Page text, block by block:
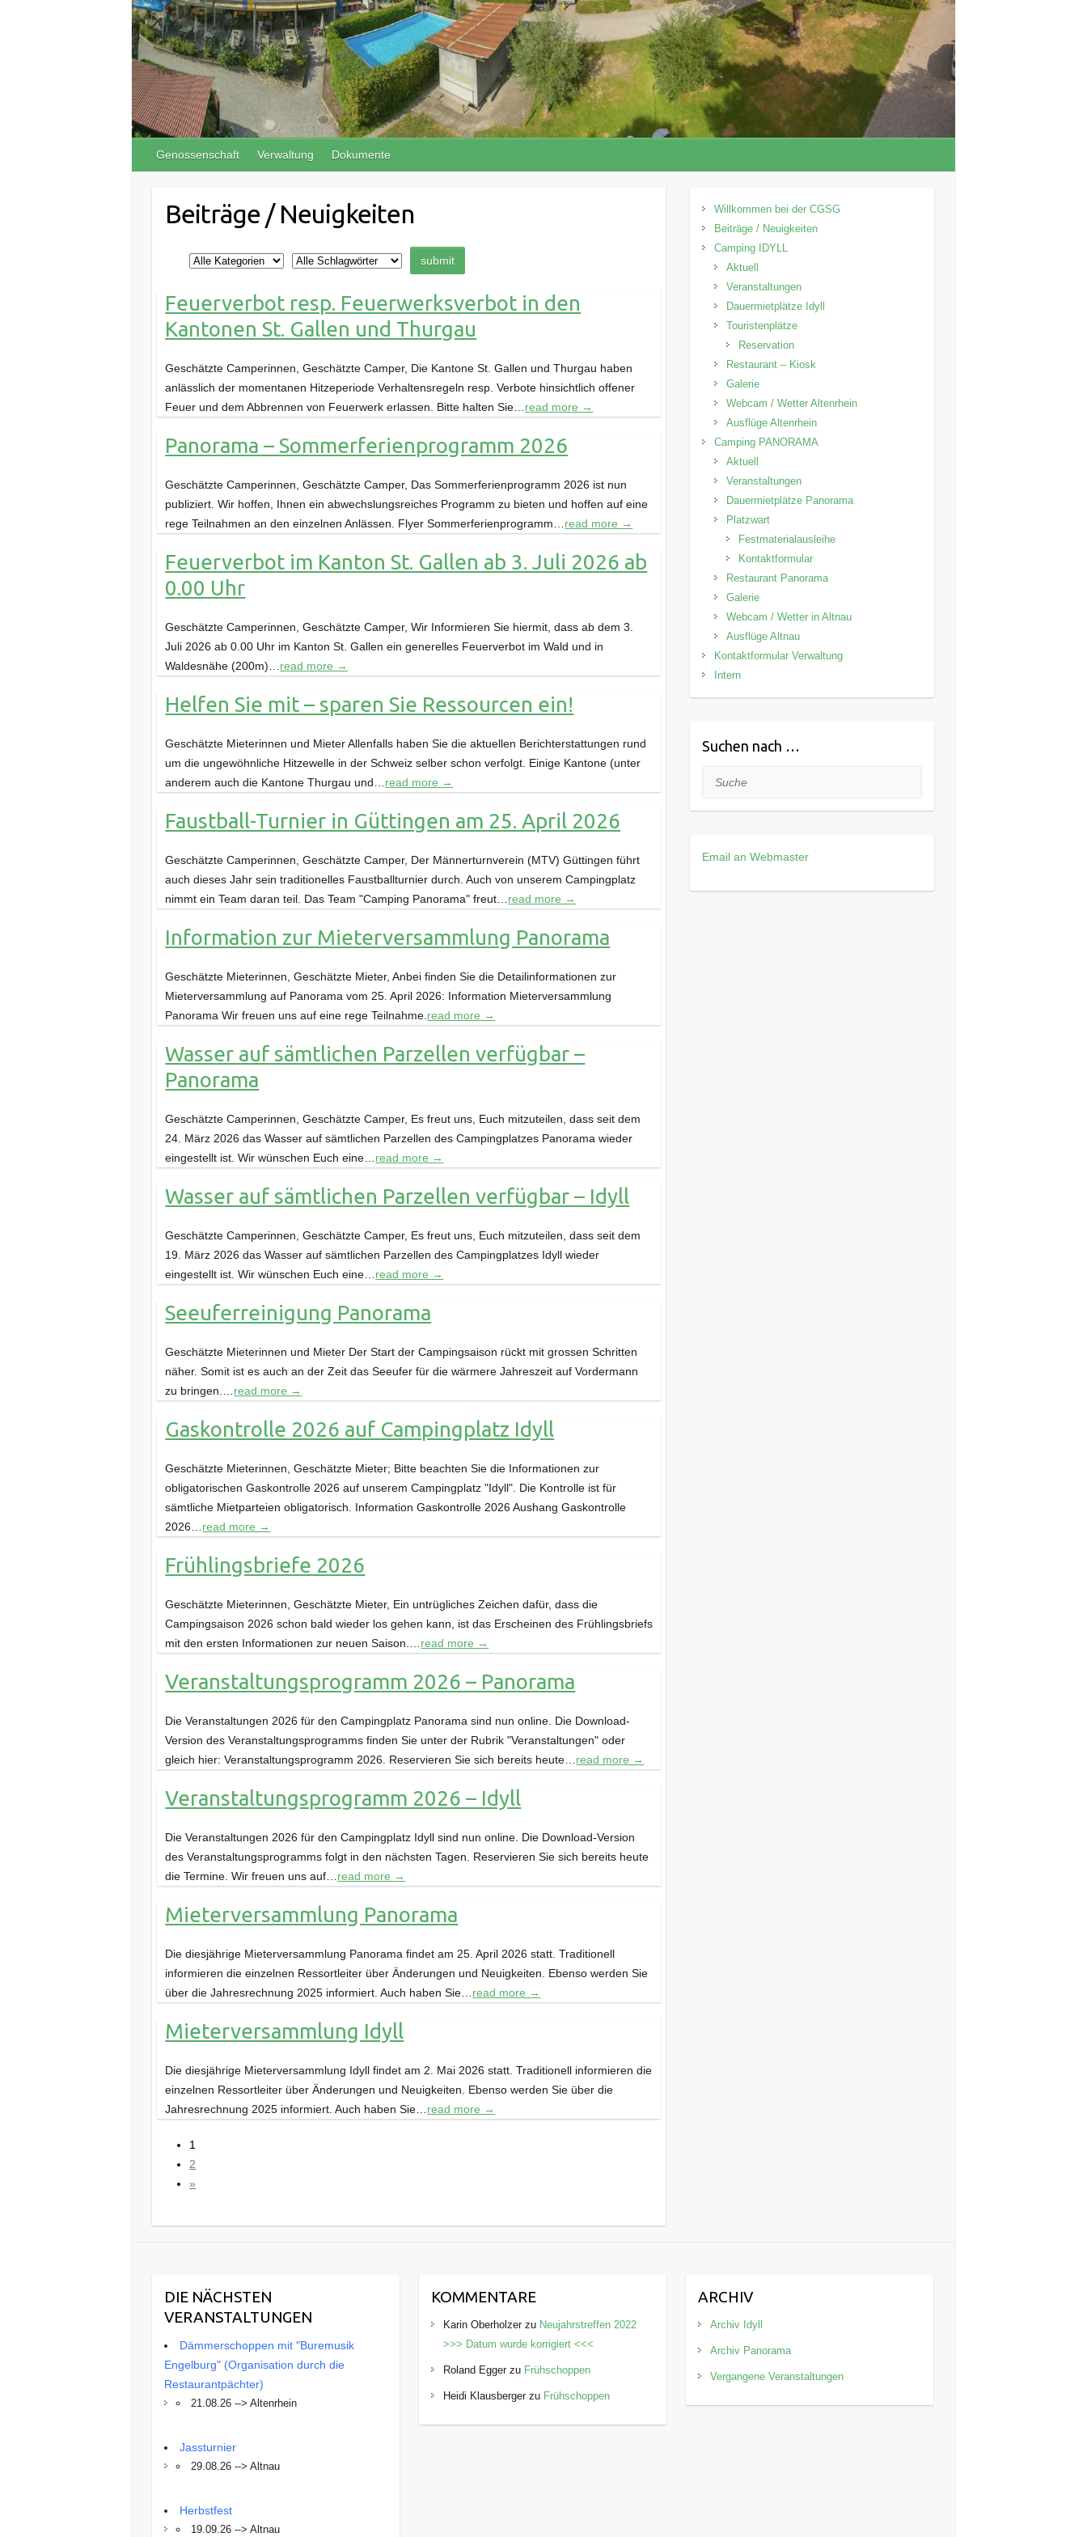
Genossenschaft Verwaltung Dokumente
Beiträge / Neuigkeiten
Feuerverbot resp. Feuerwerksverbot in den
Kantonen St. Gallen und Thurgau
Geschätzte Camperinnen, Geschätzte Camper, Die Kantone St. Gallen und Thurgau haben
anlässlich der momentanen Hitzeperiode Verhaltensregeln resp. Verbote hinsichtlich offener
Feuer und dem Abbrennen von Feuerwerk erlassen. Bitte halten Sie…read more →
Panorama – Sommerferienprogramm 2026
Geschätzte Camperinnen, Geschätzte Camper, Das Sommerferienprogramm 2026 ist nun
publiziert. Wir hoffen, Ihnen ein abwechslungsreiches Programm zu bieten und hoffen auf eine
rege Teilnahmen an den einzelnen Anlässen. Flyer Sommerferienprogramm…read more →
Feuerverbot im Kanton St. Gallen ab 3. Juli 2026 ab
0.00 Uhr
Geschätzte Camperinnen, Geschätzte Camper, Wir Informieren Sie hiermit, dass ab dem 3.
Juli 2026 ab 0.00 Uhr im Kanton St. Gallen ein generelles Feuerverbot im Wald und in
Waldesnähe (200m)…read more →
Helfen Sie mit – sparen Sie Ressourcen ein!
Geschätzte Mieterinnen und Mieter Allenfalls haben Sie die aktuellen Berichterstattungen rund
um die ungewöhnliche Hitzewelle in der Schweiz selber schon verfolgt. Einige Kantone (unter
anderem auch die Kantone Thurgau und…read more →
Faustball-Turnier in Güttingen am 25. April 2026
Geschätzte Camperinnen, Geschätzte Camper, Der Männerturnverein (MTV) Güttingen führt
auch dieses Jahr sein traditionelles Faustballturnier durch. Auch von unserem Campingplatz
nimmt ein Team daran teil. Das Team "Camping Panorama" freut…read more →
Information zur Mieterversammlung Panorama
Geschätzte Mieterinnen, Geschätzte Mieter, Anbei finden Sie die Detailinformationen zur
Mieterversammlung auf Panorama vom 25. April 2026: Information Mieterversammlung
Panorama Wir freuen uns auf eine rege Teilnahme.read more →
Wasser auf sämtlichen Parzellen verfügbar –
Panorama
Geschätzte Camperinnen, Geschätzte Camper, Es freut uns, Euch mitzuteilen, dass seit dem
24. März 2026 das Wasser auf sämtlichen Parzellen des Campingplatzes Panorama wieder
eingestellt ist. Wir wünschen Euch eine…read more →
Wasser auf sämtlichen Parzellen verfügbar – Idyll
Geschätzte Camperinnen, Geschätzte Camper, Es freut uns, Euch mitzuteilen, dass seit dem
19. März 2026 das Wasser auf sämtlichen Parzellen des Campingplatzes Idyll wieder
eingestellt ist. Wir wünschen Euch eine…read more →
Seeuferreinigung Panorama
Geschätzte Mieterinnen und Mieter Der Start der Campingsaison rückt mit grossen Schritten
näher. Somit ist es auch an der Zeit das Seeufer für die wärmere Jahreszeit auf Vordermann
zu bringen.…read more →
Gaskontrolle 2026 auf Campingplatz Idyll
Geschätzte Mieterinnen, Geschätzte Mieter; Bitte beachten Sie die Informationen zur
obligatorischen Gaskontrolle 2026 auf unserem Campingplatz "Idyll". Die Kontrolle ist für
sämtliche Mietparteien obligatorisch. Information Gaskontrolle 2026 Aushang Gaskontrolle
2026…read more →
Frühlingsbriefe 2026
Geschätzte Mieterinnen, Geschätzte Mieter, Ein untrügliches Zeichen dafür, dass die
Campingsaison 2026 schon bald wieder los gehen kann, ist das Erscheinen des Frühlingsbriefs
mit den ersten Informationen zur neuen Saison.…read more →
Veranstaltungsprogramm 2026 – Panorama
Die Veranstaltungen 2026 für den Campingplatz Panorama sind nun online. Die Download-
Version des Veranstaltungsprogramms finden Sie unter der Rubrik "Veranstaltungen" oder
gleich hier: Veranstaltungsprogramm 2026. Reservieren Sie sich bereits heute…read more →
Veranstaltungsprogramm 2026 – Idyll
Die Veranstaltungen 2026 für den Campingplatz Idyll sind nun online. Die Download-Version
des Veranstaltungsprogramms folgt in den nächsten Tagen. Reservieren Sie sich bereits heute
die Termine. Wir freuen uns auf…read more →
Mieterversammlung Panorama
Die diesjährige Mieterversammlung Panorama findet am 25. April 2026 statt. Traditionell
informieren die einzelnen Ressortleiter über Änderungen und Neuigkeiten. Ebenso werden Sie
über die Jahresrechnung 2025 informiert. Auch haben Sie…read more →
Mieterversammlung Idyll
Die diesjährige Mieterversammlung Idyll findet am 2. Mai 2026 statt. Traditionell informieren die
einzelnen Ressortleiter über Änderungen und Neuigkeiten. Ebenso werden Sie über die
Jahresrechnung 2025 informiert. Auch haben Sie…read more →
1
2
»
Willkommen bei der CGSG
Beiträge / Neuigkeiten
Camping IDYLL
Aktuell
Veranstaltungen
Dauermietplätze Idyll
Touristenplätze
Reservation
Restaurant – Kiosk
Galerie
Webcam / Wetter Altenrhein
Ausflüge Altenrhein
Camping PANORAMA
Aktuell
Veranstaltungen
Dauermietplätze Panorama
Platzwart
Festmaterialausleihe
Kontaktformular
Restaurant Panorama
Galerie
Webcam / Wetter in Altnau
Ausflüge Altnau
Kontaktformular Verwaltung
Intern
Suchen nach …
Suche
Email an Webmaster
DIE NÄCHSTEN
VERANSTALTUNGEN
Dämmerschoppen mit "Buremusik
Engelburg" (Organisation durch die
Restaurantpächter)
21.08.26 --> Altenrhein
Jassturnier
29.08.26 --> Altnau
Herbstfest
19.09.26 --> Altnau
KOMMENTARE
Karin Oberholzer zu Neujahrstreffen 2022
>>> Datum wurde korrigiert <<<
Roland Egger zu Frühschoppen
Heidi Klausberger zu Frühschoppen
ARCHIV
Archiv Idyll
Archiv Panorama
Vergangene Veranstaltungen